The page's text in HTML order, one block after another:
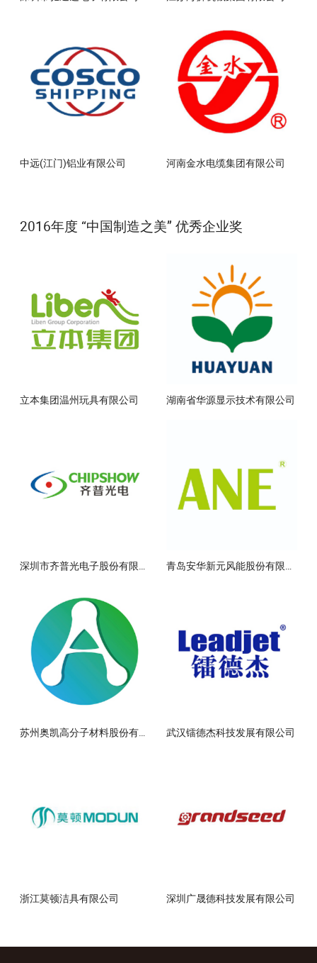
中远(江门)铝业有限公司 河南金水电缆集团有限公司
2016年度 “中国制造之美” 优秀企业奖
立本集团温州玩具有限公司 湖南省华源显示技术有限公司
深圳市齐普光电子股份有限公司 青岛安华新元风能股份有限公司
武汉镭德杰科技发展有限公司
浙江莫顿洁具有限公司 深圳广晟德科技发展有限公司